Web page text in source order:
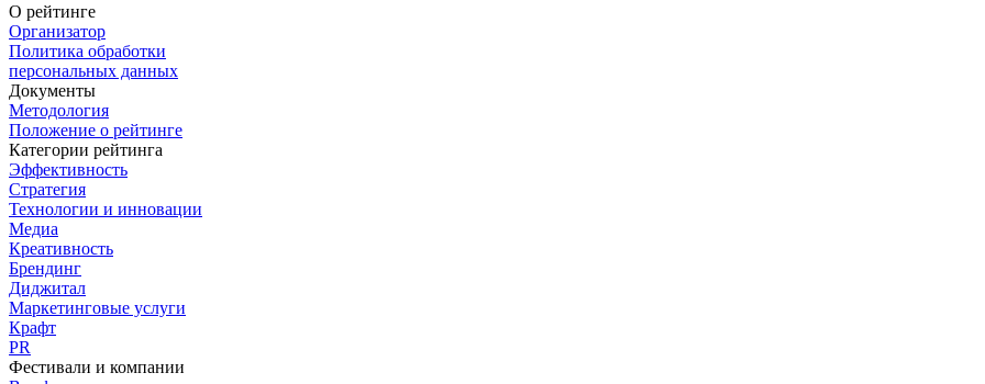
О рейтинге
Организатор
Политика обработки
персональных данных
Документы
Методология
Положение о рейтинге
Категории рейтинга
Эффективность
Стратегия
Технологии и инновации
Медиа
Креативность
Брендинг
Диджитал
Маркетинговые услуги
Крафт
PR
Фестивали и компании